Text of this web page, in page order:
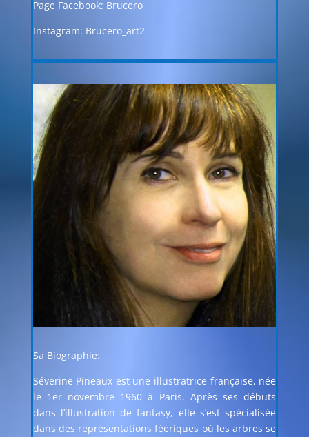
Page Facebook: Brucero
Instagram: Brucero_art2
Sa Biographie:
Séverine Pineaux est une illustratrice française, née
le 1er novembre 1960 à Paris. Après ses débuts
dans l’illustration de fantasy, elle s’est spécialisée
dans des représentations féeriques où les arbres se